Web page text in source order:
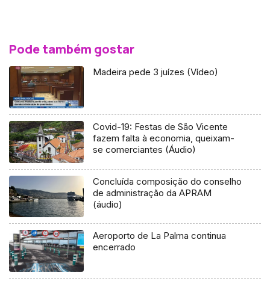
Pode também gostar
Madeira pede 3 juízes (Vídeo)
Covid-19: Festas de São Vicente
fazem falta à economia, queixam-
se comerciantes (Áudio)
Concluída composição do conselho
de administração da APRAM
(áudio)
Aeroporto de La Palma continua
encerrado